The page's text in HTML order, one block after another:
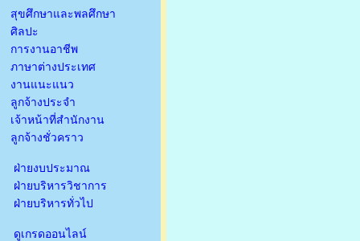
สุขศึกษาและพลศึกษา
ศิลปะ
การงานอาชีพ
ภาษาต่างประเทศ
งานแนะแนว
ลูกจ้างประจำ
เจ้าหน้าที่สำนักงาน
ลูกจ้างชั่วคราว
ฝ่ายงบประมาณ
ฝ่ายบริหารวิชาการ
ฝ่ายบริหารทั่วไป
ดูเกรดออนไลน์